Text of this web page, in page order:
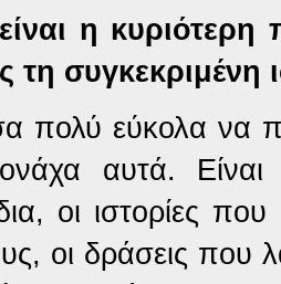
η
τη συγκεκριμένη
πολύ εύκολα να
αυτά.
οι ιστορίες
οι δράσεις που